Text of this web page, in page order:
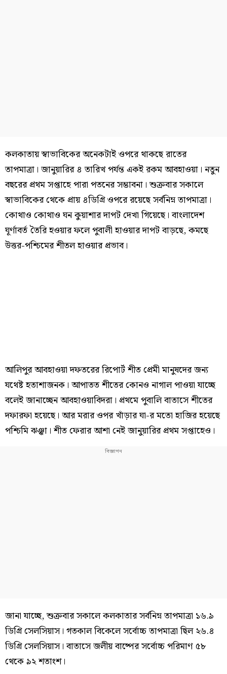
কলকাতায় স্বাভাবিকের অনেকটাই ওপরে থাকছে রাতের
তাপমাত্রা। জানুয়ারির ৪ তারিখ পর্যন্ত একই রকম আবহাওয়া। নতুন
বছরের প্রথম সপ্তাহে পারা পতনের সম্ভাবনা। শুক্রবার সকালে
স্বাভাবিকের থেকে প্রায় ৪ডিগ্রি ওপরে রয়েছে সর্বনিম্ন তাপমাত্রা।
কোথাও কোথাও ঘন কুয়াশার দাপট দেখা গিয়েছে। বাংলাদেশ
ঘূর্ণাবর্ত তৈরি হওয়ার ফলে পুবালী হাওয়ার দাপট বাড়ছে, কমছে
উত্তর-পশ্চিমের শীতল হাওয়ার প্রভাব।
আলিপুর আবহাওয়া দফতরের রিপোর্ট শীত প্রেমী মানুষদের জন্য
যথেষ্ট হতাশাজনক। আপাতত শীতের কোনও নাগাল পাওয়া যাচ্ছে
বলেই জানাচ্ছেন আবহাওয়াবিদরা। প্রথমে পুবালি বাতাসে শীতের
দফারফা হয়েছে। আর মরার ওপর খাঁড়ার ঘা-র মতো হাজির হয়েছে
পশ্চিমি ঝঞ্ঝা। শীত ফেরার আশা নেই জানুয়ারির প্রথম সপ্তাহেও।
জানা যাচ্ছে, শুক্রবার সকালে কলকাতার সর্বনিম্ন তাপমাত্রা ১৬.৯
ডিগ্রি সেলসিয়াস। গতকাল বিকেলে সর্বোচ্চ তাপমাত্রা ছিল ২৬.৪
ডিগ্রি সেলসিয়াস। বাতাসে জলীয় বাষ্পের সর্বোচ্চ পরিমাণ ৫৮
থেকে ৯২ শতাংশ।